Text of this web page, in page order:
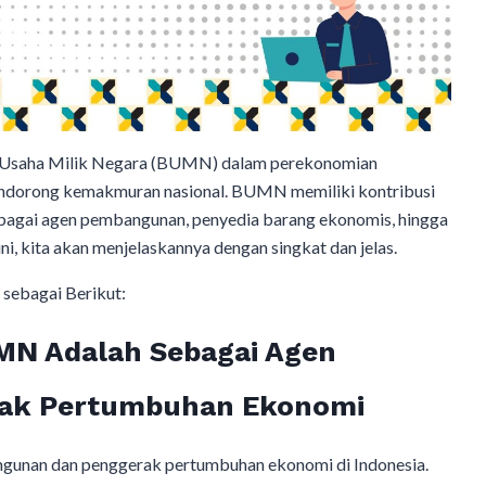
Milik Negara (BUMN) dalam perekonomian
kemakmuran nasional. BUMN memiliki kontribusi
agen pembangunan, penyedia barang ekonomis, hingga
kita akan menjelaskannya dengan singkat dan jelas.
Berikut:
Adalah Sebagai Agen
Pertumbuhan Ekonomi
dan penggerak pertumbuhan ekonomi di Indonesia.